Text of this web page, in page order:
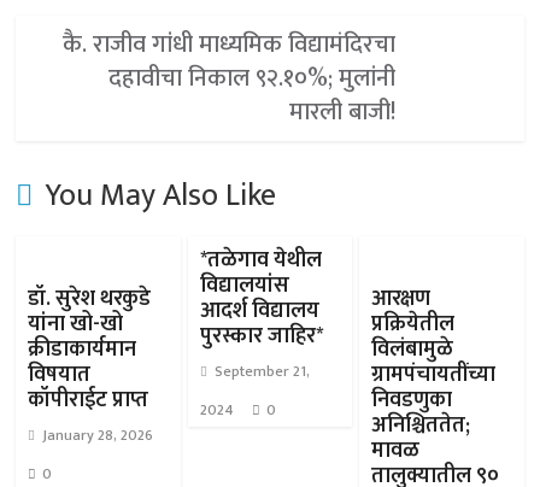
कै. राजीव गांधी माध्यमिक विद्यामंदिरचा
दहावीचा निकाल ९२.१०%; मुलांनी
मारली बाजी!
You May Also Like
डॉ. सुरेश थरकुडे
यांना खो-खो
क्रीडाकार्यमान
विषयात
कॉपीराईट प्राप्त
January 28, 2026
0
*तळेगाव येथील
विद्यालयांस
आदर्श विद्यालय
पुरस्कार जाहिर*
September 21,
2024
0
आरक्षण
प्रक्रियेतील
विलंबामुळे
ग्रामपंचायतींच्या
निवडणुका
अनिश्चिततेत;
मावळ
तालुक्यातील ९०